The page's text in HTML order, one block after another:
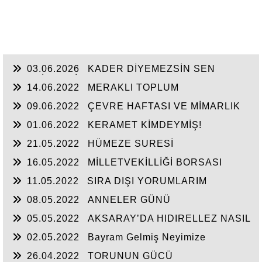
03.06.2026
KADER DİYEMEZSİN SEN
14.06.2022
MERAKLI TOPLUM
09.06.2022
ÇEVRE HAFTASI VE MİMARLIK
01.06.2022
KERAMET KİMDEYMİŞ!
21.05.2022
HÜMEZE SURESİ
16.05.2022
MİLLETVEKİLLİĞİ BORSASI
11.05.2022
SIRA DIŞI YORUMLARIM
08.05.2022
ANNELER GÜNÜ
05.05.2022
AKSARAY’DA HIDIRELLEZ NASIL
02.05.2022
Bayram Gelmiş Neyimize
26.04.2022
TORUNUN GÜCÜ